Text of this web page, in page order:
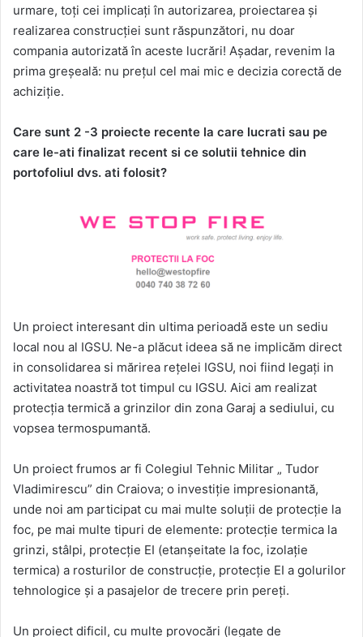
urmare, toți cei implicați în autorizarea, proiectarea și
realizarea construcției sunt răspunzători, nu doar
compania autorizată în aceste lucrări! Așadar, revenim la
prima greșeală: nu prețul cel mai mic e decizia corectă de
achiziție.
Care sunt 2 -3 proiecte recente la care lucrati sau pe
care le-ati finalizat recent si ce solutii tehnice din
portofoliul dvs. ati folosit?
Un proiect interesant din ultima perioadă este un sediu
local nou al IGSU. Ne-a plăcut ideea să ne implicăm direct
in consolidarea si mărirea rețelei IGSU, noi fiind legați in
activitatea noastră tot timpul cu IGSU. Aici am realizat
protecția termică a grinzilor din zona Garaj a sediului, cu
vopsea termospumantă.
Un proiect frumos ar fi Colegiul Tehnic Militar „ Tudor
Vladimirescu” din Craiova; o investiție impresionantă,
unde noi am participat cu mai multe soluții de protecție la
foc, pe mai multe tipuri de elemente: protecție termica la
grinzi, stâlpi, protecție EI (etanșeitate la foc, izolație
termica) a rosturilor de construcție, protecție EI a golurilor
tehnologice și a pasajelor de trecere prin pereți.
Un proiect dificil, cu multe provocări (legate de